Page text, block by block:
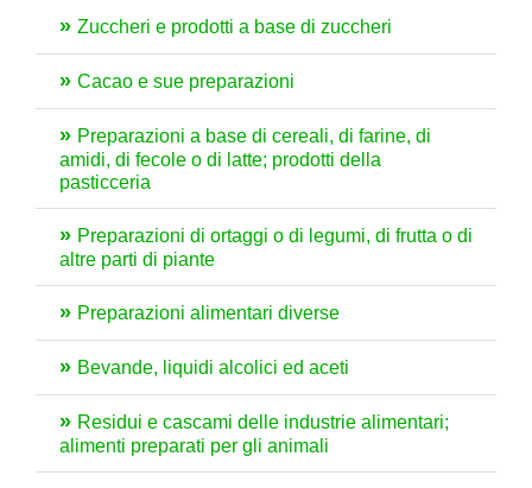
Zuccheri e prodotti a base di zuccheri
Cacao e sue preparazioni
Preparazioni a base di cereali, di farine, di
amidi, di fecole o di latte; prodotti della
pasticceria
Preparazioni di ortaggi o di legumi, di frutta o di
altre parti di piante
Preparazioni alimentari diverse
Bevande, liquidi alcolici ed aceti
Residui e cascami delle industrie alimentari;
alimenti preparati per gli animali